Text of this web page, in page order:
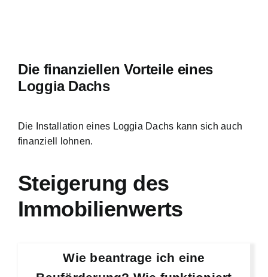
Die finanziellen Vorteile eines
Loggia Dachs
Die Installation eines Loggia Dachs kann sich auch
finanziell lohnen.
Steigerung des
Immobilienwerts
Wie beantrage ich eine